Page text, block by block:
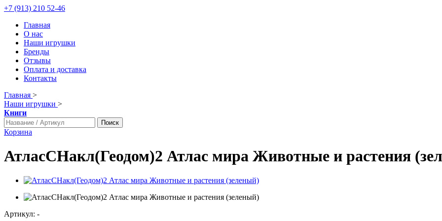
+7 (913) 210 52-46
Главная
О нас
Наши игрушки
Бренды
Отзывы
Оплата и доставка
Контакты
Главная >
Наши игрушки >
Книги
Поиск
Корзина
АтласСНакл(Геодом)2 Атлас мира Животные и растения
Артикул: -